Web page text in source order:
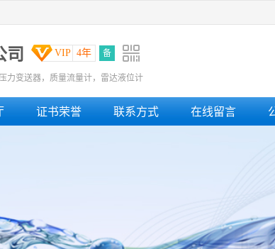
司 VIP 4年 备
力变送器，质量流量计，雷达液位计
证书荣誉 联系方式 在线留言